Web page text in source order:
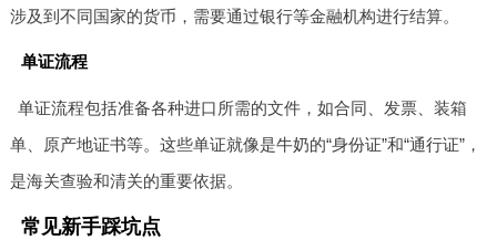
涉及到不同国家的货币，需要通过银行等金融机构进行结算。
单证流程
单证流程包括准备各种进口所需的文件，如合同、发票、装箱
单、原产地证书等。这些单证就像是牛奶的“身份证”和“通行证”，
是海关查验和清关的重要依据。
常见新手踩坑点